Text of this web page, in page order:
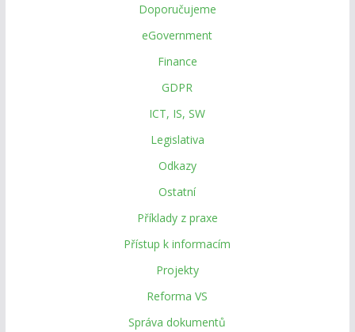
Doporučujeme
eGovernment
Finance
GDPR
ICT, IS, SW
Legislativa
Odkazy
Ostatní
Příklady z praxe
Přístup k informacím
Projekty
Reforma VS
Správa dokumentů